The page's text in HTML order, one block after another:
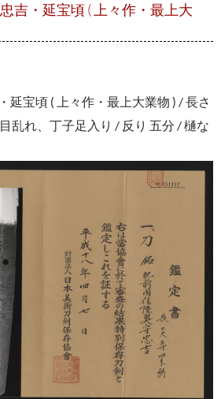
吉・延宝頃 ( 上々作・最上大
延宝頃 ( 上々作・最上大業物 ) / 長さ
乱れ、丁子足入り / 反り 五分 / 樋な